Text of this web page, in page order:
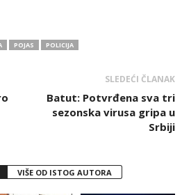
POJAS POLICIJA
SLEDEĆI ČLANAK
Batut: Potvrđena sva tri
sezonska virusa gripa u
Srbiji
VIŠE OD ISTOG AUTORA